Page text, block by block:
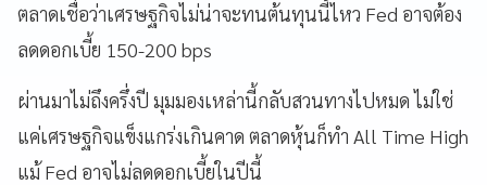
ตลาดเชื่อว่าเศรษฐกิจไม่น่าจะทนต้นทุนนี้ไหว Fed อาจต้อง
ลดดอกเบี้ย 150-200 bps
ผ่านมาไม่ถึงครึ่งปี มุมมองเหล่านี้กลับสวนทางไปหมด ไม่ใช่
แค่เศรษฐกิจแข็งแกร่งเกินคาด ตลาดหุ้นก็ทำ All Time High
แม้ Fed อาจไม่ลดดอกเบี้ยในปีนี้